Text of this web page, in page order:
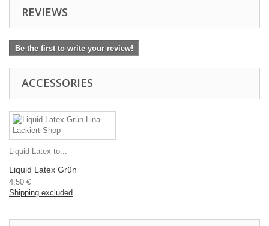
REVIEWS
Be the first to write your review!
ACCESSORIES
Liquid Latex to...
Liquid Latex Grün
4,50 €
Shipping excluded